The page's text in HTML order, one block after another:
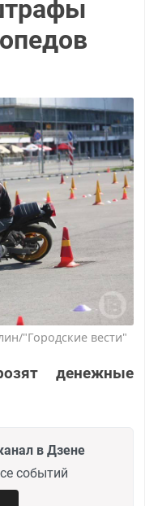
"Городские вести"
денежные
в Дзене
событий